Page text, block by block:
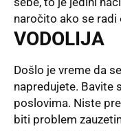
naročito ako se radi
VODOLIJA
Došlo je vreme da
napredujete. Bavite
poslovima. Niste
biti problem